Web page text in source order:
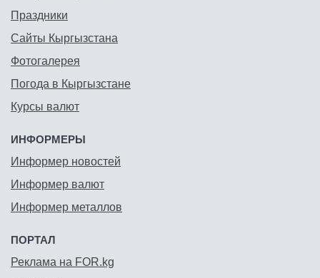
Праздники
Сайты Кыргызстана
Фотогалерея
Погода в Кыргызстане
Курсы валют
ИНФОРМЕРЫ
Информер новостей
Информер валют
Информер металлов
ПОРТАЛ
Реклама на FOR.kg